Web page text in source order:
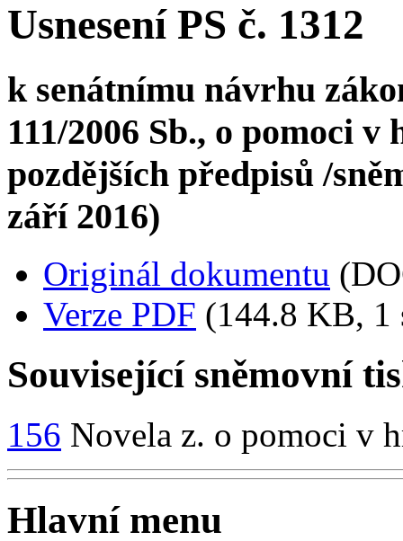
Usnesení PS č. 1312
k senátnímu návrhu
111/2006 Sb., o pomoci
pozdějších předpisů /
září 2016)
Originál dokumentu
Verze PDF (144.8 KB, 1
Související sněmovní
156 Novela z. o pomoci v
Hlavní menu